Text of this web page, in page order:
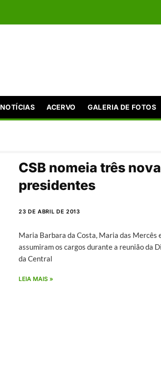
NOTÍCIAS ACERVO GALERIA DE FOTOS
CSB nomeia três
presidentes
23 DE ABRIL DE 2013
Maria Barbara da Costa, Maria das Mercês
assumiram os cargos durante a reunião da
da Central
LEIA MAIS »